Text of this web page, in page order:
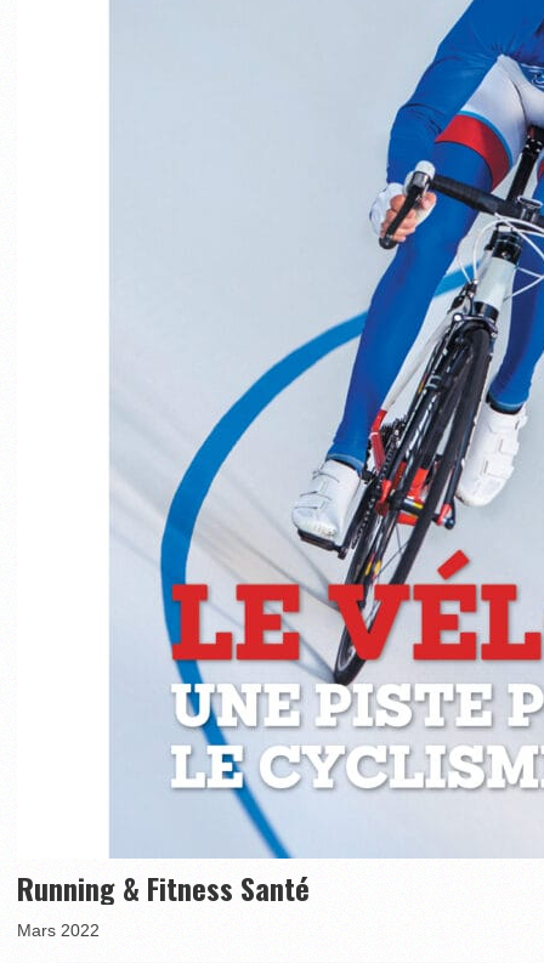
Running & Fitness Santé
Mars 2022